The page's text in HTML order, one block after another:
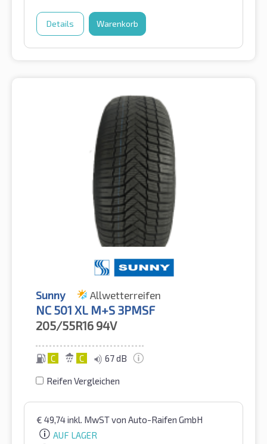
Details Warenkorb
Sunny Allwetterreifen
NC 501 XL M+S 3PMSF
205/55R16 94V
C C 67 dB
Reifen Vergleichen
€ 49,74inkl. MwSTvon Auto-Raifen GmbH
AUF LAGER